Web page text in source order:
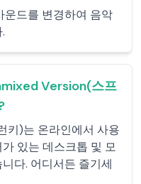
운드를 변경하여 음악
Version(스프
키)는 온라인에서 사용
있는 데스크톱 및 모
다. 어디서든 즐기세